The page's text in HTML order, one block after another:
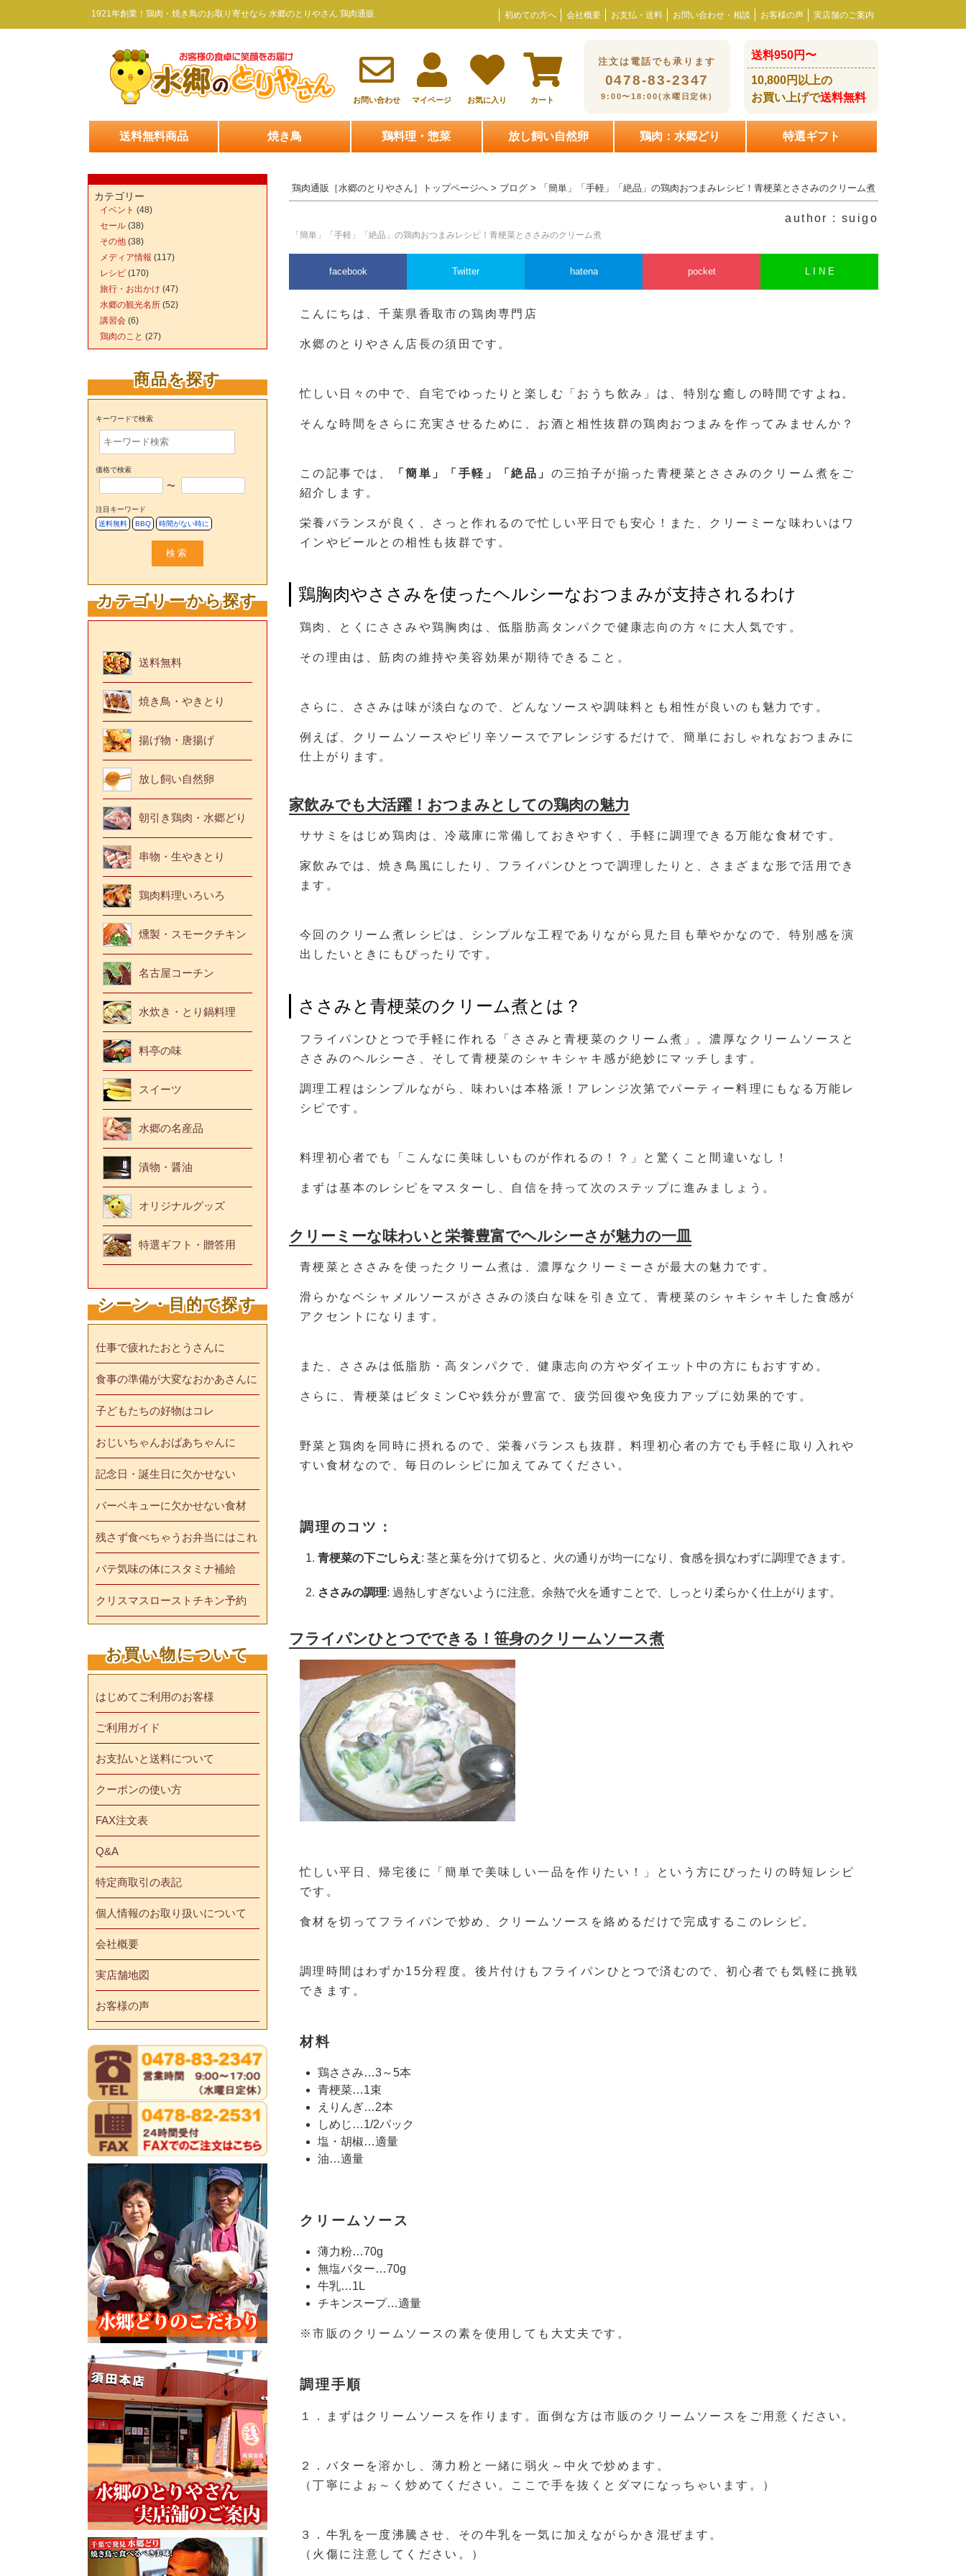
1921年創業！鶏肉・焼き鳥のお取り寄せなら 水郷のとりやさん 鶏肉通販 初めての方へ 会社概要 お支払・送料 お問い合わせ・相談 お客様の声 実店舗のご案内
お問い合わせ マイページ お気に入り カート
注文は電話でも承ります
0478-83-2347
9:00〜18:00(水曜日定休)
送料950円〜
10,800円以上の
お買い上げで送料無料
送料無料商品 焼き鳥 鶏料理・惣菜 放し飼い自然卵 鶏肉：水郷どり 特選ギフト
鶏肉通販［水郷のとりやさん］トップページへ > ブログ > 「簡単」「手軽」「絶品」の鶏肉おつまみレシピ！青梗菜とささみのクリーム煮
author : suigo
「簡単」「手軽」「絶品」の鶏肉おつまみレシピ！青梗菜とささみのクリーム煮
facebook Twitter hatena pocket L I N E
こんにちは、千葉県香取市の鶏肉専門店
水郷のとりやさん店長の須田です。
忙しい日々の中で、自宅でゆったりと楽しむ「おうち飲み」は、特別な癒しの時間ですよね。
そんな時間をさらに充実させるために、お酒と相性抜群の鶏肉おつまみを作ってみませんか？
この記事では、 「簡単」「手軽」「絶品」 の三拍子が揃った青梗菜とささみのクリーム煮をご
紹介します。
栄養バランスが良く、さっと作れるので忙しい平日でも安心！また、クリーミーな味わいはワ
インやビールとの相性も抜群です。
鶏胸肉やささみを使ったヘルシーなおつまみが支持されるわけ
鶏肉、とくにささみや鶏胸肉は、低脂肪高タンパクで健康志向の方々に大人気です。
その理由は、筋肉の維持や美容効果が期待できること。
さらに、ささみは味が淡白なので、どんなソースや調味料とも相性が良いのも魅力です。
例えば、クリームソースやピリ辛ソースでアレンジするだけで、簡単におしゃれなおつまみに
仕上がります。
家飲みでも大活躍！おつまみとしての鶏肉の魅力
ササミをはじめ鶏肉は、冷蔵庫に常備しておきやすく、手軽に調理できる万能な食材です。
家飲みでは、焼き鳥風にしたり、フライパンひとつで調理したりと、さまざまな形で活用でき
ます。
今回のクリーム煮レシピは、シンプルな工程でありながら見た目も華やかなので、特別感を演
出したいときにもぴったりです。
ささみと青梗菜のクリーム煮とは？
フライパンひとつで手軽に作れる「ささみと青梗菜のクリーム煮」。濃厚なクリームソースと
ささみのヘルシーさ、そして青梗菜のシャキシャキ感が絶妙にマッチします。
調理工程はシンプルながら、味わいは本格派！アレンジ次第でパーティー料理にもなる万能レ
シピです。
料理初心者でも「こんなに美味しいものが作れるの！？」と驚くこと間違いなし！
まずは基本のレシピをマスターし、自信を持って次のステップに進みましょう。
クリーミーな味わいと栄養豊富でヘルシーさが魅力の一皿
青梗菜とささみを使ったクリーム煮は、濃厚なクリーミーさが最大の魅力です。
滑らかなベシャメルソースがささみの淡白な味を引き立て、青梗菜のシャキシャキした食感が
アクセントになります。
また、ささみは低脂肪・高タンパクで、健康志向の方やダイエット中の方にもおすすめ。
さらに、青梗菜はビタミンCや鉄分が豊富で、疲労回復や免疫力アップに効果的です。
野菜と鶏肉を同時に摂れるので、栄養バランスも抜群。料理初心者の方でも手軽に取り入れや
すい食材なので、毎日のレシピに加えてみてください。
調理のコツ：
青梗菜の下ごしらえ : 茎と葉を分けて切ると、火の通りが均一になり、食感を損なわずに調理できます。
ささみの調理: 過熱しすぎないように注意。余熱で火を通すことで、しっとり柔らかく仕上がります。
フライパンひとつでできる！笹身のクリームソース煮
忙しい平日、帰宅後に「簡単で美味しい一品を作りたい！」という方にぴったりの時短レシピ
です。
食材を切ってフライパンで炒め、クリームソースを絡めるだけで完成するこのレシピ。
調理時間はわずか15分程度。後片付けもフライパンひとつで済むので、初心者でも気軽に挑戦
できます。
材料
鶏ささみ…3～5本
青梗菜…1束
えりんぎ…2本
しめじ…1/2パック
塩・胡椒…適量
油…適量
クリームソース
薄力粉…70g
無塩バター…70g
牛乳…1L
チキンスープ…適量
※市販のクリームソースの素を使用しても大丈夫です。
調理手順
１．まずはクリームソースを作ります。面倒な方は市販のクリームソースをご用意ください。
２．バターを溶かし、薄力粉と一緒に弱火～中火で炒めます。
（丁寧によぉ～く炒めてください。ここで手を抜くとダマになっちゃいます。）
３．牛乳を一度沸騰させ、その牛乳を一気に加えながらかき混ぜます。
（火傷に注意してください。）
カテゴリー
イベント (48)
セール (38)
その他 (38)
メディア情報 (117)
レシピ (170)
旅行・お出かけ (47)
水郷の観光名所 (52)
講習会 (6)
鶏肉のこと (27)
商品を探す
キーワードで検索
価格で検索
〜
注目キーワード
送料無料
BBQ 時間がない時に
検索
カテゴリーから探す
送料無料
焼き鳥・やきとり
揚げ物・唐揚げ
放し飼い自然卵
朝引き鶏肉・水郷どり
串物・生やきとり
鶏肉料理いろいろ
燻製・スモークチキン
名古屋コーチン
水炊き・とり鍋料理
料亭の味
スイーツ
水郷の名産品
漬物・醤油
オリジナルグッズ
特選ギフト・贈答用
シーン・目的で探す
仕事で疲れたおとうさんに
食事の準備が大変なおかあさんに
子どもたちの好物はコレ
おじいちゃんおばあちゃんに
記念日・誕生日に欠かせない
バーベキューに欠かせない食材
残さず食べちゃうお弁当にはこれ
バテ気味の体にスタミナ補給
クリスマスローストチキン予約
お買い物について
はじめてご利用のお客様
ご利用ガイド
お支払いと送料について
クーポンの使い方
FAX注文表
Q&A
特定商取引の表記
個人情報のお取り扱いについて
会社概要
実店舗地図
お客様の声